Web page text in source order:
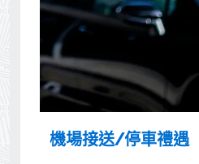
機場接送/停車禮遇